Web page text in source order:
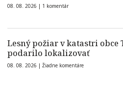
08. 08. 2026 | 1 komentár
Lesný požiar v katastri obce
podarilo lokalizovať
08. 08. 2026 | Žiadne komentáre